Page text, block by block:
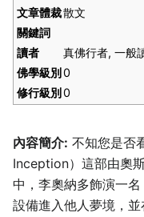
文章體裁散文
關鍵詞
讀者
真佛行者, 一般
佛學級別0
修行級別0
內容簡介: 不知您是否
Inception）這部由奧
中，李奧納多飾演一
設備進入他人夢境，